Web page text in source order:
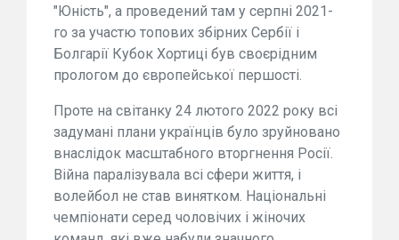
"Юність", а проведений там у серпні 2021-
го за участю топових збірних Сербії і
Болгарії Кубок Хортиці був своєрідним
прологом до європейської першості.
Проте на світанку 24 лютого 2022 року всі
задумані плани українців було зруйновано
внаслідок масштабного вторгнення Росії.
Війна паралізувала всі сфери життя, і
волейбол не став винятком. Національні
чемпіонати серед чоловічих і жіночих